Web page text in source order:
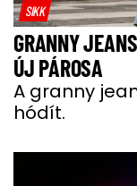
SIKK
GRANNY
ÚJ PÁROSA
A granny
hódít.